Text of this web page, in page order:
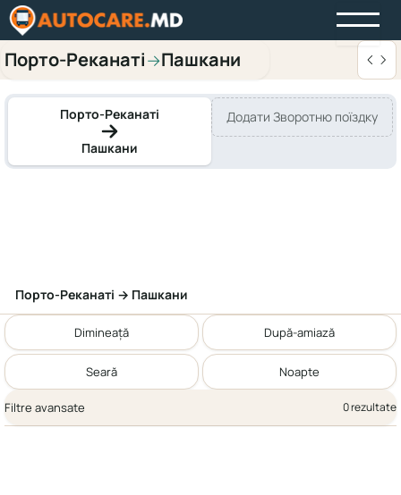
Порто-Реканаті→Пашкани
Порто-Реканаті
Пашкани
Додати Зворотню поїздку
Порто-Реканаті → Пашкани
Dimineață După-amiază
Seară Noapte
Filtre avansate 0 rezultate